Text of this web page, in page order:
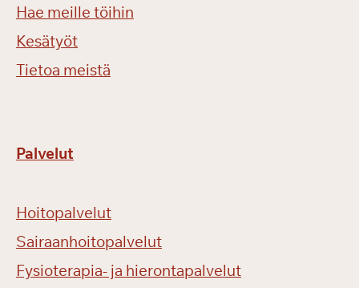
Hae meille töihin
Kesätyöt
Tietoa meistä
Palvelut
Hoitopalvelut
Sairaanhoitopalvelut
Fysioterapia- ja hierontapalvelut